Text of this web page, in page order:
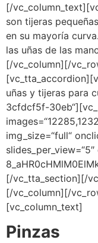
[/
son tijeras
en su mayoría
las uñas de las
[/vc_column][/
uñas y tijeras para
3cfdcf5f-
img_size=“full“
[/vc_tta_section][/
[/vc_column][/
[vc_column_text]
Pinzas